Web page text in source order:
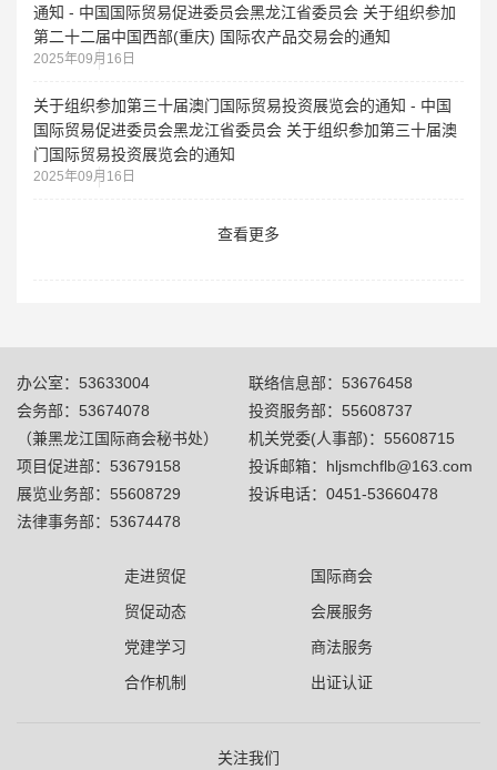
通知 - 中国国际贸易促进委员会黑龙江省委员会 关于组织参加
第二十二届中国西部(重庆) 国际农产品交易会的通知
2025年09月16日
关于组织参加第三十届澳门国际贸易投资展览会的通知 - 中国
国际贸易促进委员会黑龙江省委员会 关于组织参加第三十届澳
门国际贸易投资展览会的通知
2025年09月16日
查看更多
办公室：53633004
会务部：53674078
（兼黑龙江国际商会秘书处）
项目促进部：53679158
展览业务部：55608729
法律事务部：53674478
联络信息部：53676458
投资服务部：55608737
机关党委(人事部)：55608715
投诉邮箱：hljsmchflb@163.com
投诉电话：0451-53660478
走进贸促
国际商会
贸促动态
会展服务
党建学习
商法服务
合作机制
出证认证
关注我们